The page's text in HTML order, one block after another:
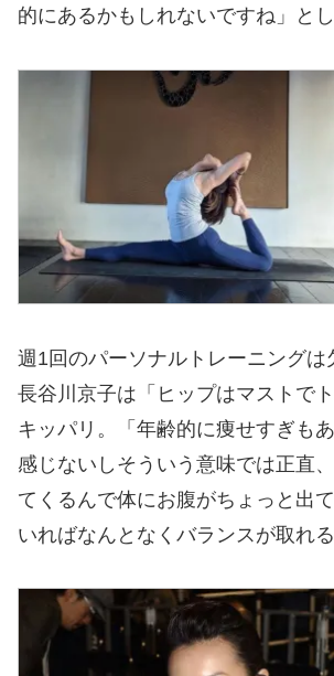
的にあるかもしれないですね」とし
週1回のパーソナルトレーニングは
長谷川京子は「ヒップはマストで
キッパリ。「年齢的に痩せすぎも
感じないしそういう意味では正直
てくるんで体にお腹がちょっと出
いればなんとなくバランスが取れる